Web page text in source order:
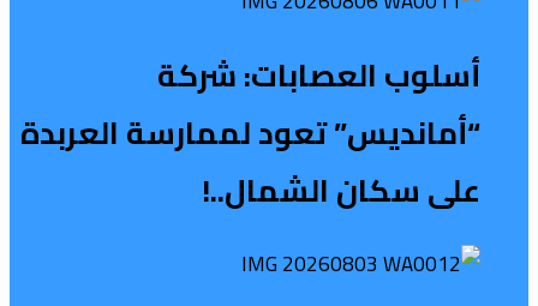
أسلوب العصابات: شركة
“أمانديس” تعود لممارسة العربدة
على سكان الشمال..!